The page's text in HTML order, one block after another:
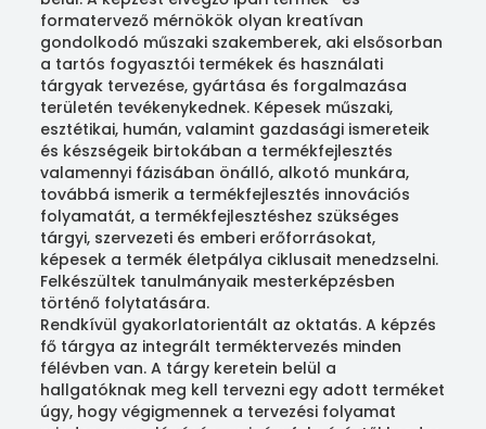
formatervező mérnökök olyan kreatívan
gondolkodó műszaki szakemberek, aki elsősorban
a tartós fogyasztói termékek és használati
tárgyak tervezése, gyártása és forgalmazása
területén tevékenykednek. Képesek műszaki,
esztétikai, humán, valamint gazdasági ismereteik
és készségeik birtokában a termékfejlesztés
valamennyi fázisában önálló, alkotó munkára,
továbbá ismerik a termékfejlesztés innovációs
folyamatát, a termékfejlesztéshez szükséges
tárgyi, szervezeti és emberi erőforrásokat,
képesek a termék életpálya ciklusait menedzselni.
Felkészültek tanulmányaik mesterképzésben
történő folytatására.
Rendkívül gyakorlatorientált az oktatás. A képzés
fő tárgya az integrált terméktervezés minden
félévben van. A tárgy keretein belül a
hallgatóknak meg kell tervezni egy adott terméket
úgy, hogy végigmennek a tervezési folyamat